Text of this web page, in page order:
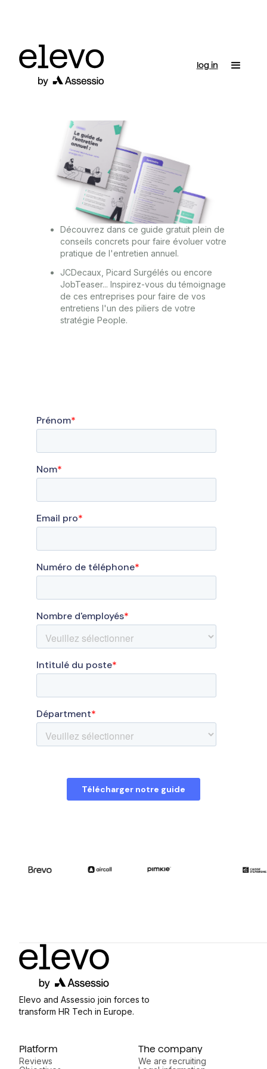
log in
Découvrez dans ce guide gratuit plein de
conseils concrets pour faire évoluer votre
pratique de l'entretien annuel.
JCDecaux, Picard Surgélés ou encore
JobTeaser... Inspirez-vous du témoignage
de ces entreprises pour faire de vos
entretiens l'un des piliers de votre
stratégie People.
Elevo and Assessio join forces to
transform HR Tech in Europe.
Platform
Reviews
The company
We are recruiting